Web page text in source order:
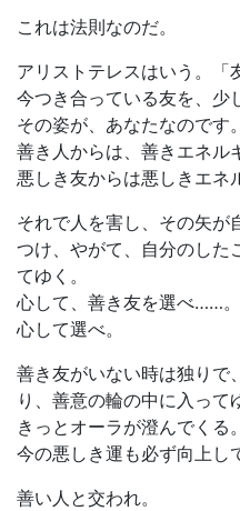
これは法則なのだ。
アリストテレスはいう。「
今つき合っている友を、少
その姿が、あなたなのです。
善き人からは、善きエネル
悪しき友からは悪しきエネ
それで人を害し、その矢が
つけ、やがて、自分のした
てゆく。
心して、善き友を選べ……。
心して選べ。
善き友がいない時は独りで
り、善意の輪の中に入って
きっとオーラが澄んでくる。
今の悪しき運も必ず向上し
善い人と交われ。